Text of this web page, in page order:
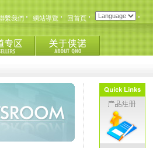
繫我們 網站導覽 回首頁